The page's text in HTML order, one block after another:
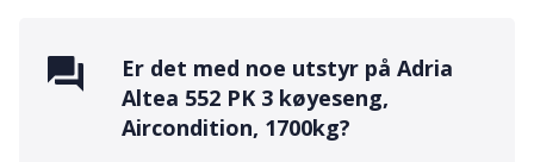
Er det med noe utstyr på Adria
Altea 552 PK 3 køyeseng,
Aircondition, 1700kg?